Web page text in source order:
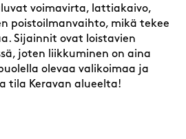
voimavirta, lattiakaivo,
poistoilmanvaihto, mikä tekee
Sijainnit ovat loistavien
joten liikkuminen on aina
olevaa valikoimaa ja
tila Keravan alueelta!